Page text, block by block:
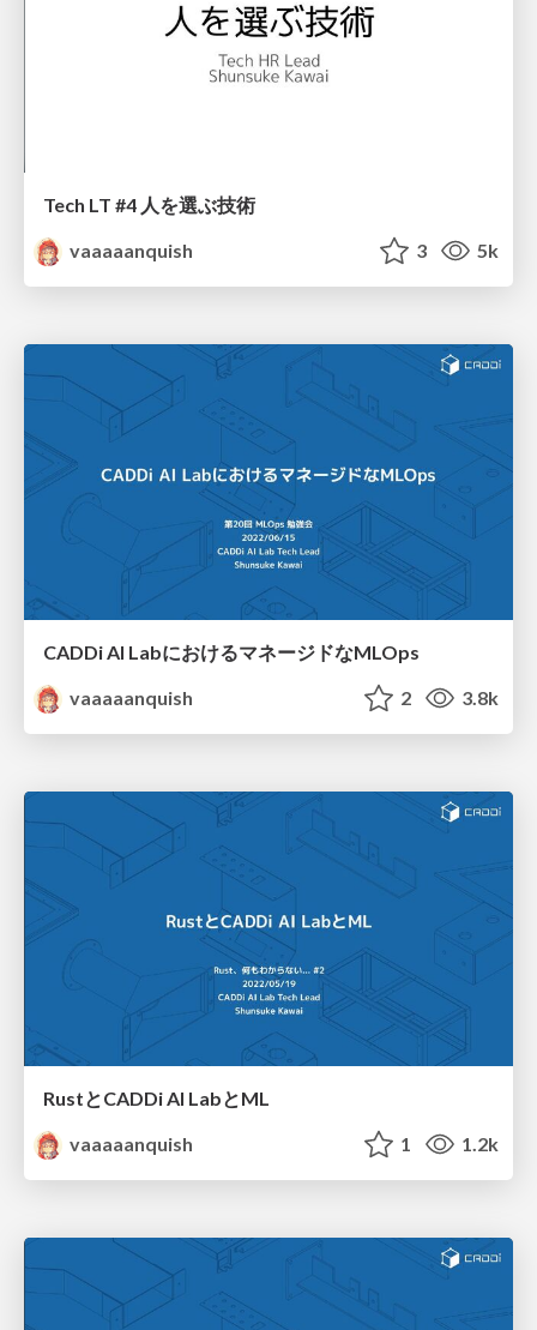
Tech LT #4 人を選ぶ技術
vaaaaanquish
3 5k
CADDi AI LabにおけるマネージドなMLOps
vaaaaanquish
2 3.8k
RustとCADDi AI LabとML
vaaaaanquish
1 1.2k